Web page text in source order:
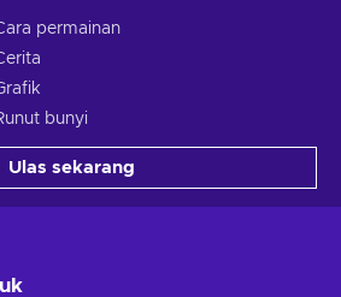
permainan
bunyi
Ulas sekarang